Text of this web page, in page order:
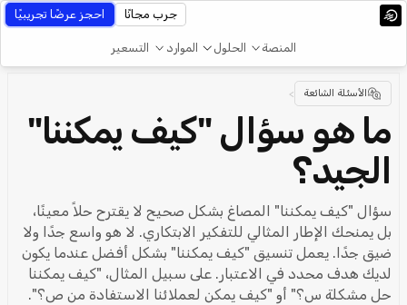
المنصة الحلول الموارد التسعير
جرب مجانًا احجز عرضًا تجريبيًا
الأسئلة الشائعة >
ما هو سؤال "كيف يمكننا"
الجيد؟
سؤال "كيف يمكننا" المصاغ بشكل صحيح لا يقترح حلاً معينًا،
بل يمنحك الإطار المثالي للتفكير الابتكاري. لا هو واسع جدًا ولا
ضيق جدًا. يعمل تنسيق "كيف يمكننا" بشكل أفضل عندما يكون
لديك هدف محدد في الاعتبار. على سبيل المثال، "كيف يمكننا
حل مشكلة س؟" أو "كيف يمكن لعملائنا الاستفادة من ص؟".